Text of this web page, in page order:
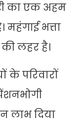
का एक अहम
महंगाई भत्ता
लहर है।
के परिवारों
लाभ दिया